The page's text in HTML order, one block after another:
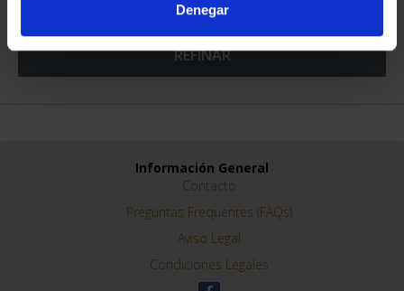
Denegar
REFINAR
Información General
Contacto
Preguntas Frequentes (FAQs)
Aviso Legal
Condiciones Legales